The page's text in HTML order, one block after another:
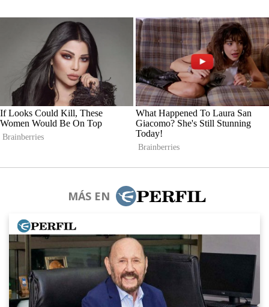
MÁS EN